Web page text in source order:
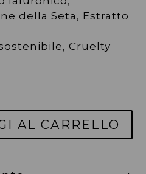
della Seta, Estratto
Cruelty
AL CARRELLO